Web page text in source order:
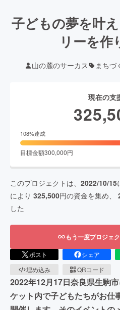
子どもの夢を叶
リーを作
山の麓のサーカス まちづ
現在の支
108%達成
目標金額300,000円
このプロジェクトは、 2022/10/15
により 325,500円の資金を集め、
した
もう一度プロジェ
ポスト シェア
埋め込み
QRコード
2022年12月17日奈良県生駒
ケット内で子どもたちがお仕